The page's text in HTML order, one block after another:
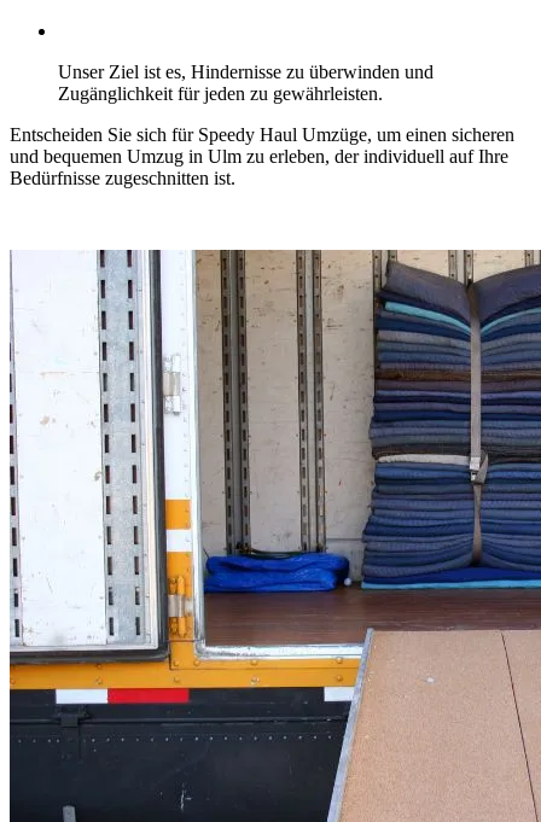
Unser Ziel ist es, Hindernisse zu überwinden und
Zugänglichkeit für jeden zu gewährleisten.
Entscheiden Sie sich für Speedy Haul Umzüge, um einen sicheren
und bequemen Umzug in Ulm zu erleben, der individuell auf Ihre
Bedürfnisse zugeschnitten ist.